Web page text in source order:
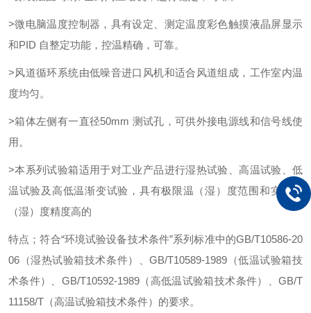
>微电脑温度控制器，具有设定、测定温度彩色触摸液晶屏显示
和PID 自整定功能，控温精确，可靠。
>风道循环系统由低噪音进口风机和适合风道组成，工作室内温
度均匀。
>箱体左侧有一直径50mm 测试孔，可供外接电源线和信号线使
用。
>本系列试验箱适用于对工业产品进行湿热试验、高温试验、低
温试验及高低温渐变试验，具有极限温（湿）度范围和实际温
（湿）度精度高的
特点；符合“环境试验设备技术条件”系列标准中的GB/T10586-20
06（湿热试验箱技术条件）、GB/T10589-1989（低温试验箱技
术条件）、GB/T10592-1989（高低温试验箱技术条件）、GB/T
11158/T（高温试验箱技术条件）的要求。